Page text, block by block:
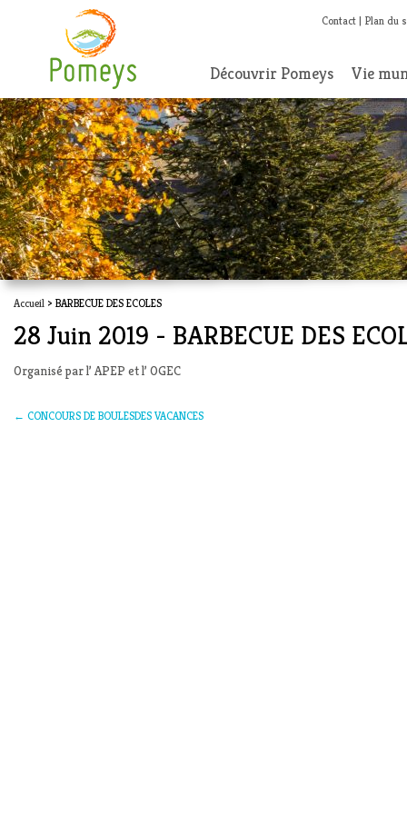
Contact Plan du
Découvrir Pomeys Vie
Accueil > BARBECUE DES ECOLES
28 Juin 2019 - BARBECUE DES
Organisé par l’ APEP et l’ OGEC
← CONCOURS DE BOULESDES VACANCES